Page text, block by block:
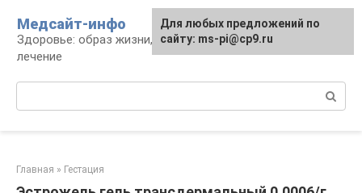
контенту
Медсайт-инфо
Здоровье: образ жизни, профилактика и
лечение
Главная » Гестация
Для любых предложений по
сайту: ms-pi@cp9.ru